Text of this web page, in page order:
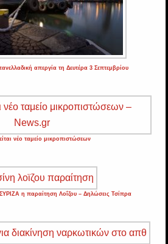
απεργία τη Δευτέρα 3 Σεπτεμβρίου
νέο ταμείο μικροπιστώσεων
η παραίτηση Λοΐζου – Δηλώσεις Τσίπρα